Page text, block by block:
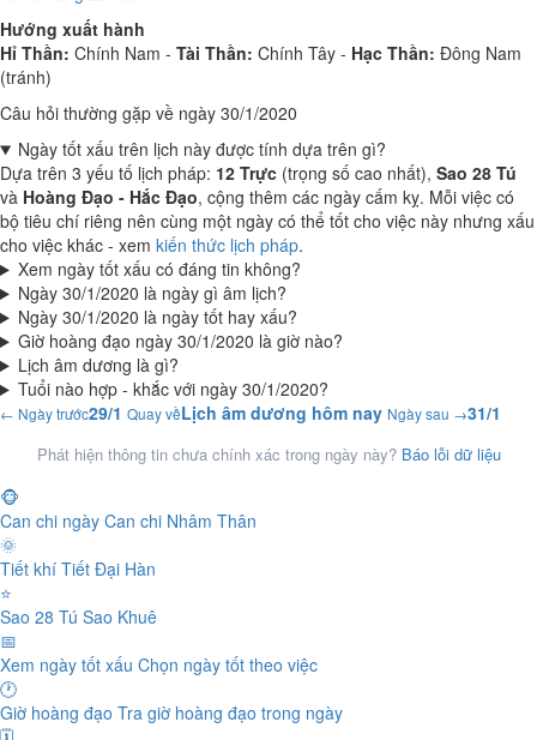
Hướng xuất hành
Hỉ Thần: Chính Nam - Tài Thần: Chính Tây - Hạc Thần: Đông Nam
(tránh)
Câu hỏi thường gặp về ngày 30/1/2020
Ngày tốt xấu trên lịch này được tính dựa trên gì?
Dựa trên 3 yếu tố lịch pháp: 12 Trực (trọng số cao nhất), Sao 28 Tú
và Hoàng Đạo - Hắc Đạo, cộng thêm các ngày cấm kỵ. Mỗi việc có
bộ tiêu chí riêng nên cùng một ngày có thể tốt cho việc này nhưng xấu
cho việc khác - xem kiến thức lịch pháp.
Xem ngày tốt xấu có đáng tin không?
Ngày 30/1/2020 là ngày gì âm lịch?
Ngày 30/1/2020 là ngày tốt hay xấu?
Giờ hoàng đạo ngày 30/1/2020 là giờ nào?
Lịch âm dương là gì?
Tuổi nào hợp - khắc với ngày 30/1/2020?
← Ngày trước29/1 Quay vềLịch âm dương hôm nay Ngày sau →31/1
Phát hiện thông tin chưa chính xác trong ngày này? Báo lỗi dữ liệu
🐵
Can chi ngày Can chi Nhâm Thân
🌞
Tiết khí Tiết Đại Hàn
⭐
Sao 28 Tú Sao Khuê
📅
Xem ngày tốt xấu Chọn ngày tốt theo việc
🕐
Giờ hoàng đạo Tra giờ hoàng đạo trong ngày